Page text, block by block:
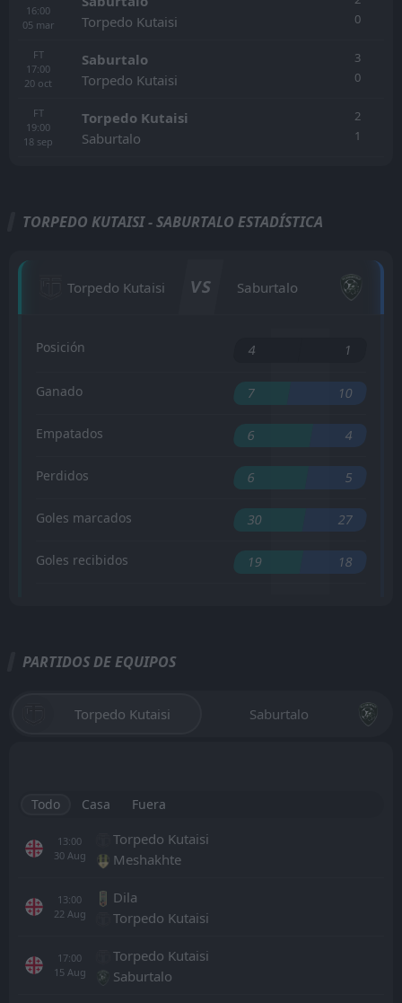
16:00
05 mar
Torpedo Kutaisi
0
FT
17:00
20 oct
Saburtalo
Torpedo Kutaisi
3
0
FT
19:00
18 sep
Torpedo Kutaisi
Saburtalo
2
1
TORPEDO KUTAISI - SABURTALO ESTADÍSTICA
Torpedo Kutaisi VS Saburtalo
Posición 4 1
Ganado 7 10
Empatados 6 4
Perdidos 6 5
Goles marcados 30 27
Goles recibidos 19 18
PARTIDOS DE EQUIPOS
Torpedo Kutaisi Saburtalo
Todo Casa Fuera
13:00
30 Aug
Torpedo Kutaisi
Meshakhte
13:00
22 Aug
Dila
Torpedo Kutaisi
17:00
15 Aug
Torpedo Kutaisi
Saburtalo